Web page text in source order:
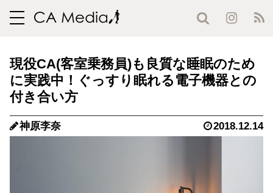
toggle
現役CA(客室乗務員)も良質な睡眠のため
に実践中！ぐっすり眠れる電子機器との
付き合い方
神原李奈 2018.12.14